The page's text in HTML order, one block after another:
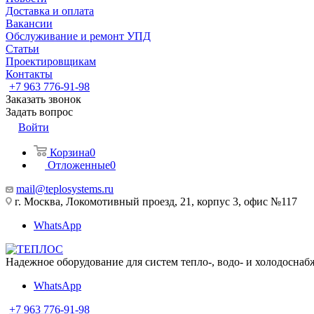
Доставка и оплата
Вакансии
Обслуживание и ремонт УПД
Статьи
Проектировщикам
Контакты
+7 963 776-91-98
Заказать звонок
Задать вопрос
Войти
Корзина0
Отложенные0
mail@teplosystems.ru
г. Москва, Локомотивный проезд, 21, корпус 3, офис №117
WhatsApp
Надежное оборудование для систем тепло-, водо- и
WhatsApp
+7 963 776-91-98